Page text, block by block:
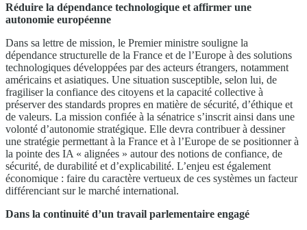
Réduire la dépendance technologique et affirmer une
autonomie européenne
Dans sa lettre de mission, le Premier ministre souligne la
dépendance structurelle de la France et de l’Europe à des solutions
technologiques développées par des acteurs étrangers, notamment
américains et asiatiques. Une situation susceptible, selon lui, de
fragiliser la confiance des citoyens et la capacité collective à
préserver des standards propres en matière de sécurité, d’éthique et
de valeurs. La mission confiée à la sénatrice s’inscrit ainsi dans une
volonté d’autonomie stratégique. Elle devra contribuer à dessiner
une stratégie permettant à la France et à l’Europe de se positionner à
la pointe des IA « alignées » autour des notions de confiance, de
sécurité, de durabilité et d’explicabilité. L’enjeu est également
économique : faire du caractère vertueux de ces systèmes un facteur
différenciant sur le marché international.
Dans la continuité d’un travail parlementaire engagé